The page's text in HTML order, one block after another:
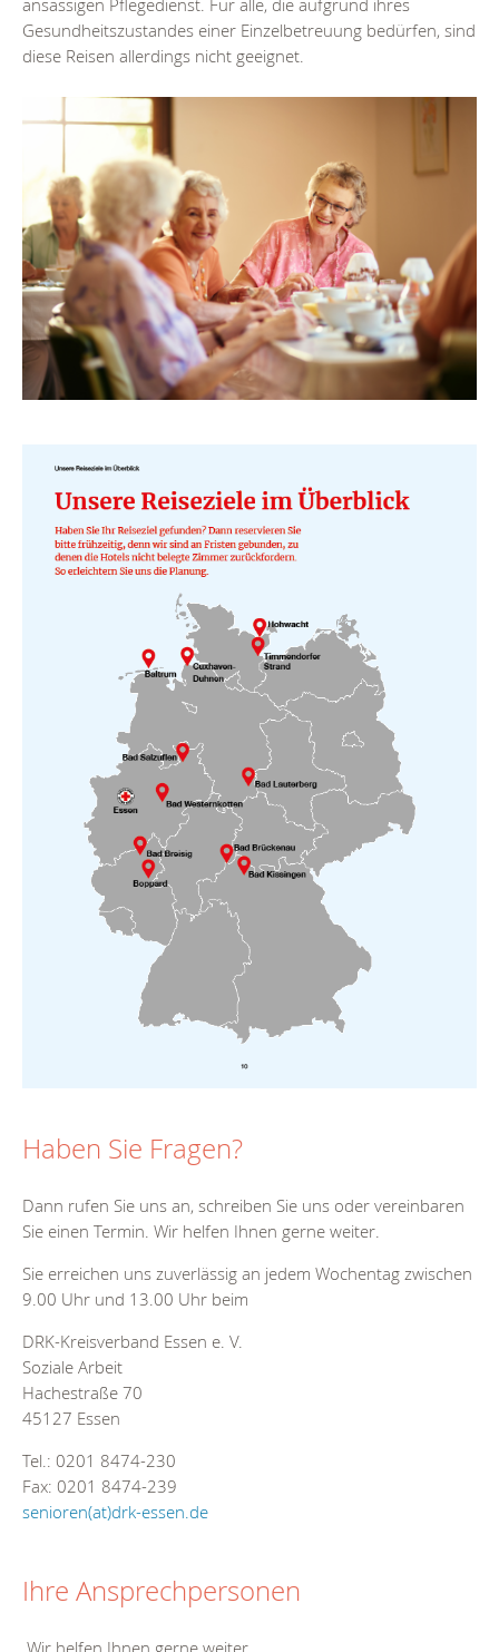
ansässigen Pflegedienst. Für alle, die aufgrund ihres
Gesundheitszustandes einer Einzelbetreuung bedürfen, sind
diese Reisen allerdings nicht geeignet.
Haben Sie Fragen?
Dann rufen Sie uns an, schreiben Sie uns oder vereinbaren
Sie einen Termin. Wir helfen Ihnen gerne weiter.
Sie erreichen uns zuverlässig an jedem Wochentag zwischen
9.00 Uhr und 13.00 Uhr beim
DRK-Kreisverband Essen e. V.
Soziale Arbeit
Hachestraße 70
45127 Essen
Tel.: 0201 8474-230
Fax: 0201 8474-239
senioren(at)drk-essen.de
Ihre Ansprechpersonen
Wir helfen Ihnen gerne weiter.